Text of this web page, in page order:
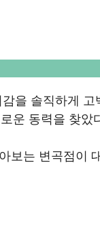
을 솔직하게 고
운 동력을 찾았
보는 변곡점이